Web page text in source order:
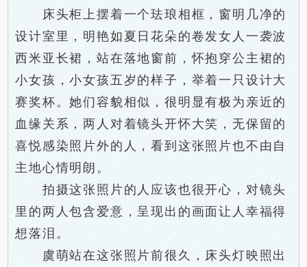
床头柜上摆着一个珐琅相框，窗明几净的
设计室里，明艳如夏日花朵的卷发女人一袭波
西米亚长裙，站在落地窗前，怀抱穿公主裙的
小女孩，小女孩五岁的样子，举着一只设计大
赛奖杯。她们容貌相似，很明显有极为亲近的
血缘关系，两人对着镜头开怀大笑，无保留的
喜悦感染照片外的人，看到这张照片也不由自
主地心情明朗。
拍摄这张照片的人应该也很开心，对镜头
里的两人包含爱意，呈现出的画面让人幸福得
想落泪。
虞萌站在这张照片前很久，床头灯映照出